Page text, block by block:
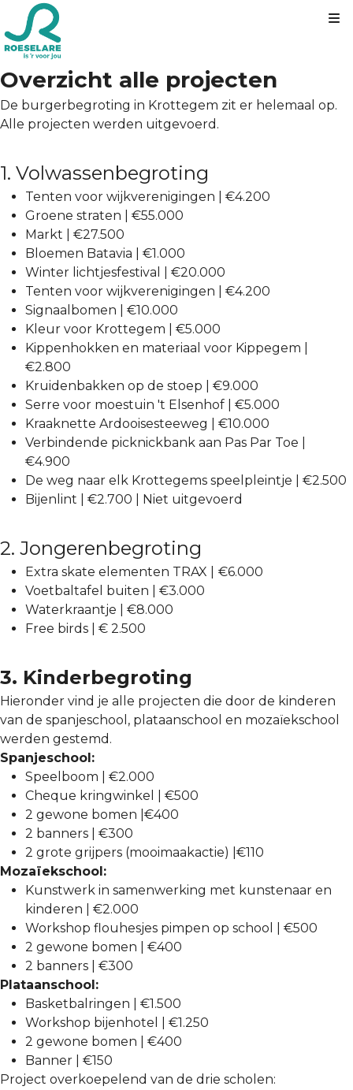
Overzicht alle projecten
De burgerbegroting in Krottegem zit er helemaal op.
Alle projecten werden uitgevoerd.
1. Volwassenbegroting
Tenten voor wijkverenigingen | €4.200
Groene straten | €55.000
Markt | €27.500
Bloemen Batavia | €1.000
Winter lichtjesfestival | €20.000
Tenten voor wijkverenigingen | €4.200
Signaalbomen | €10.000
Kleur voor Krottegem | €5.000
Kippenhokken en materiaal voor Kippegem |
€2.800
Kruidenbakken op de stoep | €9.000
Serre voor moestuin 't Elsenhof | €5.000
Kraaknette Ardooisesteeweg | €10.000
Verbindende picknickbank aan Pas Par Toe |
€4.900
De weg naar elk Krottegems speelpleintje | €2.500
Bijenlint | €2.700 | Niet uitgevoerd
2. Jongerenbegroting
Extra skate elementen TRAX |
€6.000
Voetbaltafel buiten | €3.000
Waterkraantje | €8.000
Free birds | € 2.500
3. Kinderbegroting
Hieronder vind je alle projecten die door de kinderen
van de spanjeschool, plataanschool en mozaïekschool
werden gestemd.
Spanjeschool:
Speelboom | €2.000
Cheque kringwinkel | €500
2 gewone bomen |€400
2 banners | €300
2 grote grijpers (mooimaakactie) |€110
Mozaïekschool:
Kunstwerk in samenwerking met kunstenaar en
kinderen | €2.000
Workshop flouhesjes pimpen op school | €500
2 gewone bomen | €400
2 banners | €300
Plataanschool:
Basketbalringen | €1.500
Workshop bijenhotel | €1.250
2 gewone bomen | €400
Banner | €150
Project overkoepelend van de drie scholen: